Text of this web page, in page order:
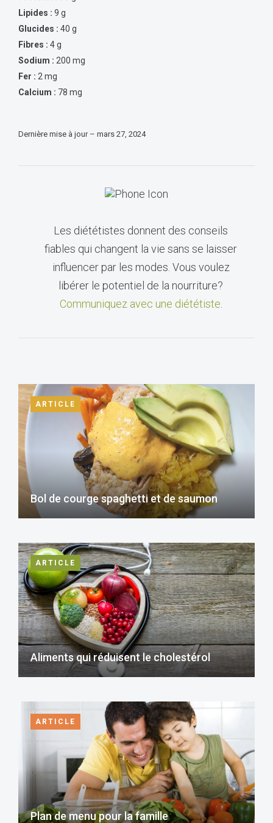
Lipides : 9 g
Glucides : 40 g
Fibres : 4 g
Sodium : 200 mg
Fer : 2 mg
Calcium : 78 mg
Dernière mise à jour – mars 27, 2024
Les diététistes donnent des conseils
fiables qui changent la vie sans se laisser
influencer par les modes. Vous voulez
libérer le potentiel de la nourriture?
Communiquez avec une diététiste
ARTICLE
Bol de courge spaghetti et de saumon
ARTICLE
Aliments qui réduisent le cholestérol
ARTICLE
Plan de menu pour la famille